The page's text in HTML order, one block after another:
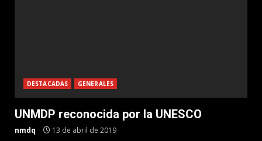
DESTACADAS GENERALES
UNMDP reconocida por la UNESCO
nmdq 13 de abril de 2019